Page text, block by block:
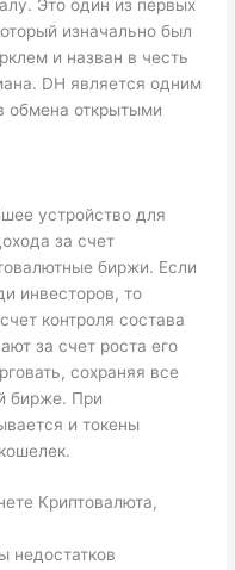
Это один из первых
изначально был
и назван в честь
DH является одним
обмена открытыми
устройство для
за счет
биржи. Если
инвесторов, то
контроля состава
за счет роста его
сохраняя все
бирже. При
и токены
Криптовалюта,
недостатков